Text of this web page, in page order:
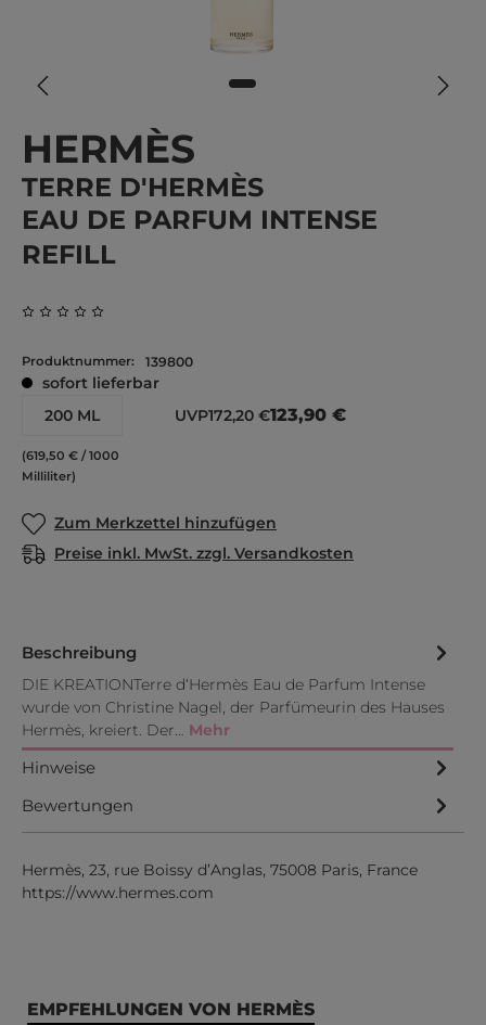
HERMÈS
TERRE D'HERMÈS
EAU DE PARFUM INTENSE
REFILL
Produktnummer: 139800
sofort lieferbar
200 ML
(619,50 € / 1000
Milliliter)
UVP172,20 €123,90 €
Zum Merkzettel hinzufügen
Preise inkl. MwSt. zzgl. Versandkosten
Beschreibung
DIE KREATIONTerre d‘Hermès Eau de Parfum Intense
wurde von Christine Nagel, der Parfümeurin des Hauses
Hermès, kreiert. Der… Mehr
Hinweise
Bewertungen
Hermès, 23, rue Boissy d’Anglas, 75008 Paris, France
https://www.hermes.com
Produktgalerie überspringen
EMPFEHLUNGEN VON HERMÈS